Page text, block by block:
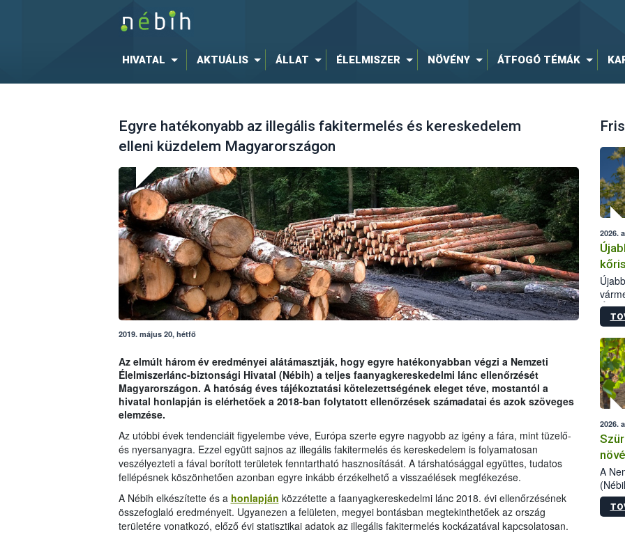
HIVATAL AKTUÁLIS ÁLLAT ÉLELMISZER NÖVÉNY ÁTFOGÓ TÉMÁK
Egyre hatékonyabb az illegális fakitermelés és kereskedelem
elleni küzdelem Magyarországon
2019. május 20, hétfő
Az elmúlt három év eredményei alátámasztják, hogy egyre hatékonyabban végzi a Nemzeti
Élelmiszerlánc-biztonsági Hivatal (Nébih) a teljes faanyagkereskedelmi lánc ellenőrzését
Magyarországon. A hatóság éves tájékoztatási kötelezettségének eleget téve, mostantól a
hivatal honlapján is elérhetőek a 2018-ban folytatott ellenőrzések számadatai és azok szöveges
elemzése.
Az utóbbi évek tendenciáit figyelembe véve, Európa szerte egyre nagyobb az igény a fára, mint tüzelő-
és nyersanyagra. Ezzel együtt sajnos az illegális fakitermelés és kereskedelem is folyamatosan
veszélyezteti a fával borított területek fenntartható hasznosítását. A társhatósággal együttes, tudatos
fellépésnek köszönhetően azonban egyre inkább érzékelhető a visszaélések megfékezése.
A Nébih elkészítette és a honlapján közzétette a faanyagkereskedelmi lánc 2018. évi ellenőrzésének
összefoglaló eredményeit. Ugyanezen a felületen, megyei bontásban megtekinthetőek az ország
területére vonatkozó, előző évi statisztikai adatok az illegális fakitermelés kockázatával kapcsolatosan.
2026.
2026.
A